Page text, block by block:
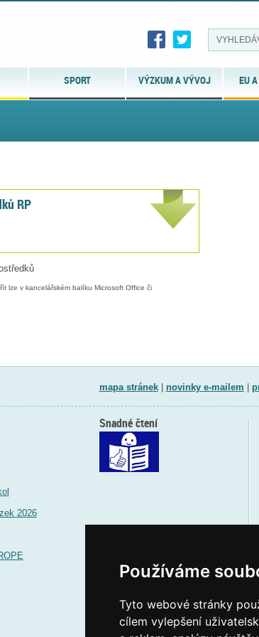
Používáme
Tyto webové stránky
cílem vylepšení
SPORT VÝZKUM A VÝVOJ EU
RP
lze v kancelářském balíku Microsoft Office či
mapa stránek| novinky e-mailem
2026
Snadné čtení